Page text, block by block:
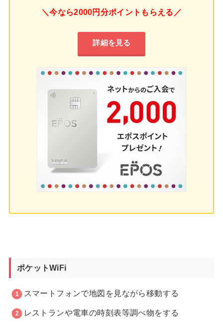
＼今なら2000円分ポイントもらえる／
詳細を見る
ポケットWiFi
スマートフォンで地図を見ながら移動する
レストランや電車の時刻表等調べ物をする